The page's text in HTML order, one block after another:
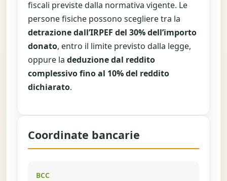
fiscali previste dalla normativa vigente. Le
persone fisiche possono scegliere tra la
detrazione dall’IRPEF del 30% dell’importo
donato, entro il limite previsto dalla legge,
oppure la deduzione dal reddito
complessivo fino al 10% del reddito
dichiarato.
Coordinate bancarie
BCC